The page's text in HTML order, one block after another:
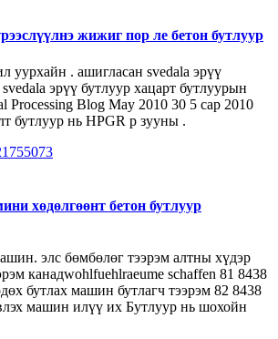
жижиг пор ле бетон бутлуур
уурхайн . ашигласан svedala эрүү
эрүү бутлуур хацарт бутлуурын
Processing Blog May 2010 30 5 сар 2010
бутлуур нь HPGR р зууны .
хөдөлгөөнт бетон бутлуур
элс бөмбөлөг тээрэм алтны хүдэр
канадwohlfuehlraeume schaffen 81 8438
бутлах машин бутлагч тээрэм 82 8438
машин илүү их Бутлуур нь шохойн